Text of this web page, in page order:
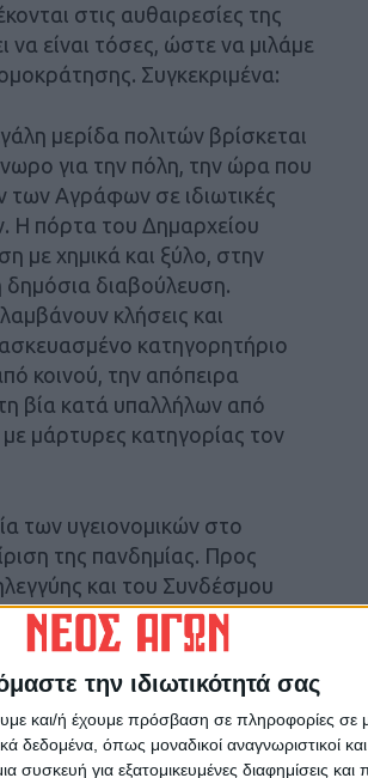
την ιδιωτικότητά σας
και/ή έχουμε πρόσβαση σε πληροφορίες
δεδομένα, όπως μοναδικοί αναγνωριστικοί
για εξατομικευμένες διαφημίσεις και
στις αυθαιρεσίες της
να είναι τόσες, ώστε να μιλάμε
Συγκεκριμένα:
μερίδα πολιτών βρίσκεται
για την πόλη, την ώρα που
των Αγράφων σε ιδιωτικές
Η πόρτα του Δημαρχείου
με χημικά και ξύλο, στην
δημόσια διαβούλευση.
κλήσεις και
κατηγορητήριο
κοινού, την απόπειρα
βία κατά υπαλλήλων από
με μάρτυρες κατηγορίας τον
των υγειονομικών στο
της πανδημίας. Προς
και του Συνδέσμου
από τους οποίους
της διαμαρτυρίας,
πρόστιμα, παρόλο που
πλημμύρα στον